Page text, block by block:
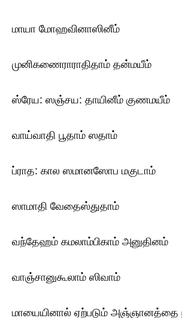
மாயா மோஹவினாஸினீம்
முனிகணைராராதிதாம் தன்மயீம்
ஸ்ரேய: ஸஞ்சய: தாயினீம் குணமயீம்
வாய்வாதி பூதாம் ஸதாம்
ப்ராத: கால ஸமானஸோப மகுடாம்
ஸாமாதி வேதைஸ்துதாம்
வந்தேஹம் கமலாம்பிகாம் அனுதினம்
வாஞ்சானுகூலாம் ஸிவாம்
மாயையினால் ஏற்படும் அஞ்ஞானத்தை